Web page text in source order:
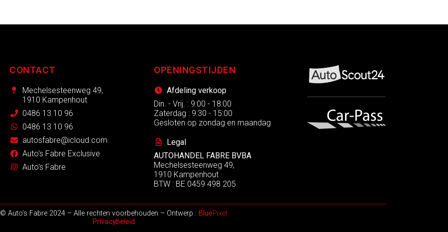
CONTACT
Mechelsesteenweg 49,
1910 Kampenhout
0486 13 10 96
0486 13 10 96
autosfabre@icloud.com
Auto's Fabre Exclusive
Auto's Fabre
OPENINGSTIJDEN
Afdeling verkoop
Din. - Vrij. : 9:00 - 18:00
Zaterdag : 9:30 - 15:00
Gesloten op zondag en maandag
Legal
AUTOHANDEL FABRE BVBA
Mechelsesteenweg 49,
1910 Kampenhout
BTW : BE 0459 498 205
© Auto’s Fabre 2024 – Alle rechten voorbehouden – Ontwerp : BluePixel
Privacybeleid